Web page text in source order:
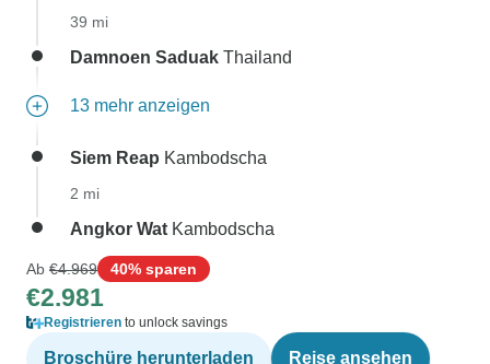
39 mi
Damnoen Saduak Thailand
13 mehr anzeigen
Siem Reap Kambodscha
2 mi
Angkor Wat Kambodscha
Ab €4.969 40% sparen
€2.981
Registrieren to unlock savings
Broschüre herunterladen Reise ansehen